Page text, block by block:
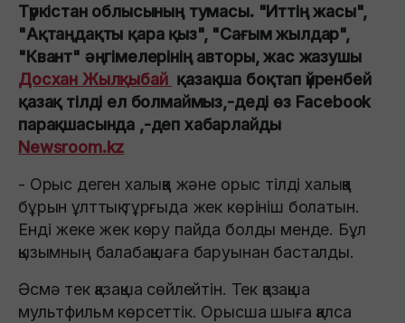
Түркістан облысының тумасы. "Иттің жасы",
"Ақтаңдақты қара қыз", "Сағым жылдар",
"Квант" әңгімелерінің авторы, жас жазушы
Досхан Жылқыбай қазақша боқтап үйренбей
қазақ тілді ел болмаймыз,-деді өз Facebook
парақшасында ,-деп хабарлайды
Newsroom.kz
- Орыс деген халыққа және орыс тілді халыққа
бұрын ұлттық тұрғыда жек көрініш болатын.
Енді жеке жек көру пайда болды менде. Бұл
қызымның балабақшаға баруынан басталды.
Әсмә тек қазақша сөйлейтін. Тек қазақша
мультфильм көрсеттік. Орысша шыға қалса